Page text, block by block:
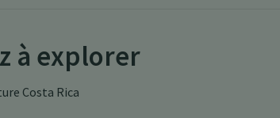
à explorer
Costa Rica